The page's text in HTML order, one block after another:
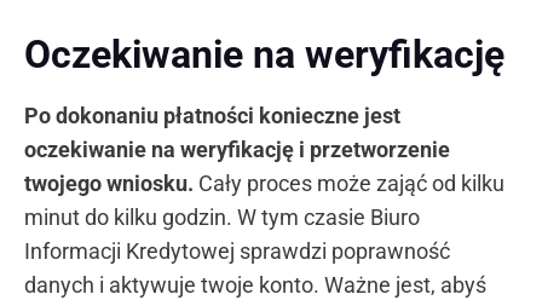
Oczekiwanie na weryfikację
Po dokonaniu płatności konieczne jest
oczekiwanie na weryfikację i przetworzenie
twojego wniosku. Cały proces może zająć od kilku
minut do kilku godzin. W tym czasie Biuro
Informacji Kredytowej sprawdzi poprawność
danych i aktywuje twoje konto. Ważne jest, abyś